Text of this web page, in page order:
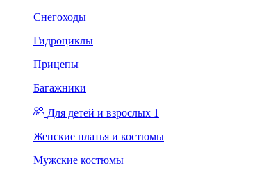
Снегоходы
Гидроциклы
Прицепы
Багажники
Для детей и взрослых 1
Женские платья и костюмы
Мужские костюмы